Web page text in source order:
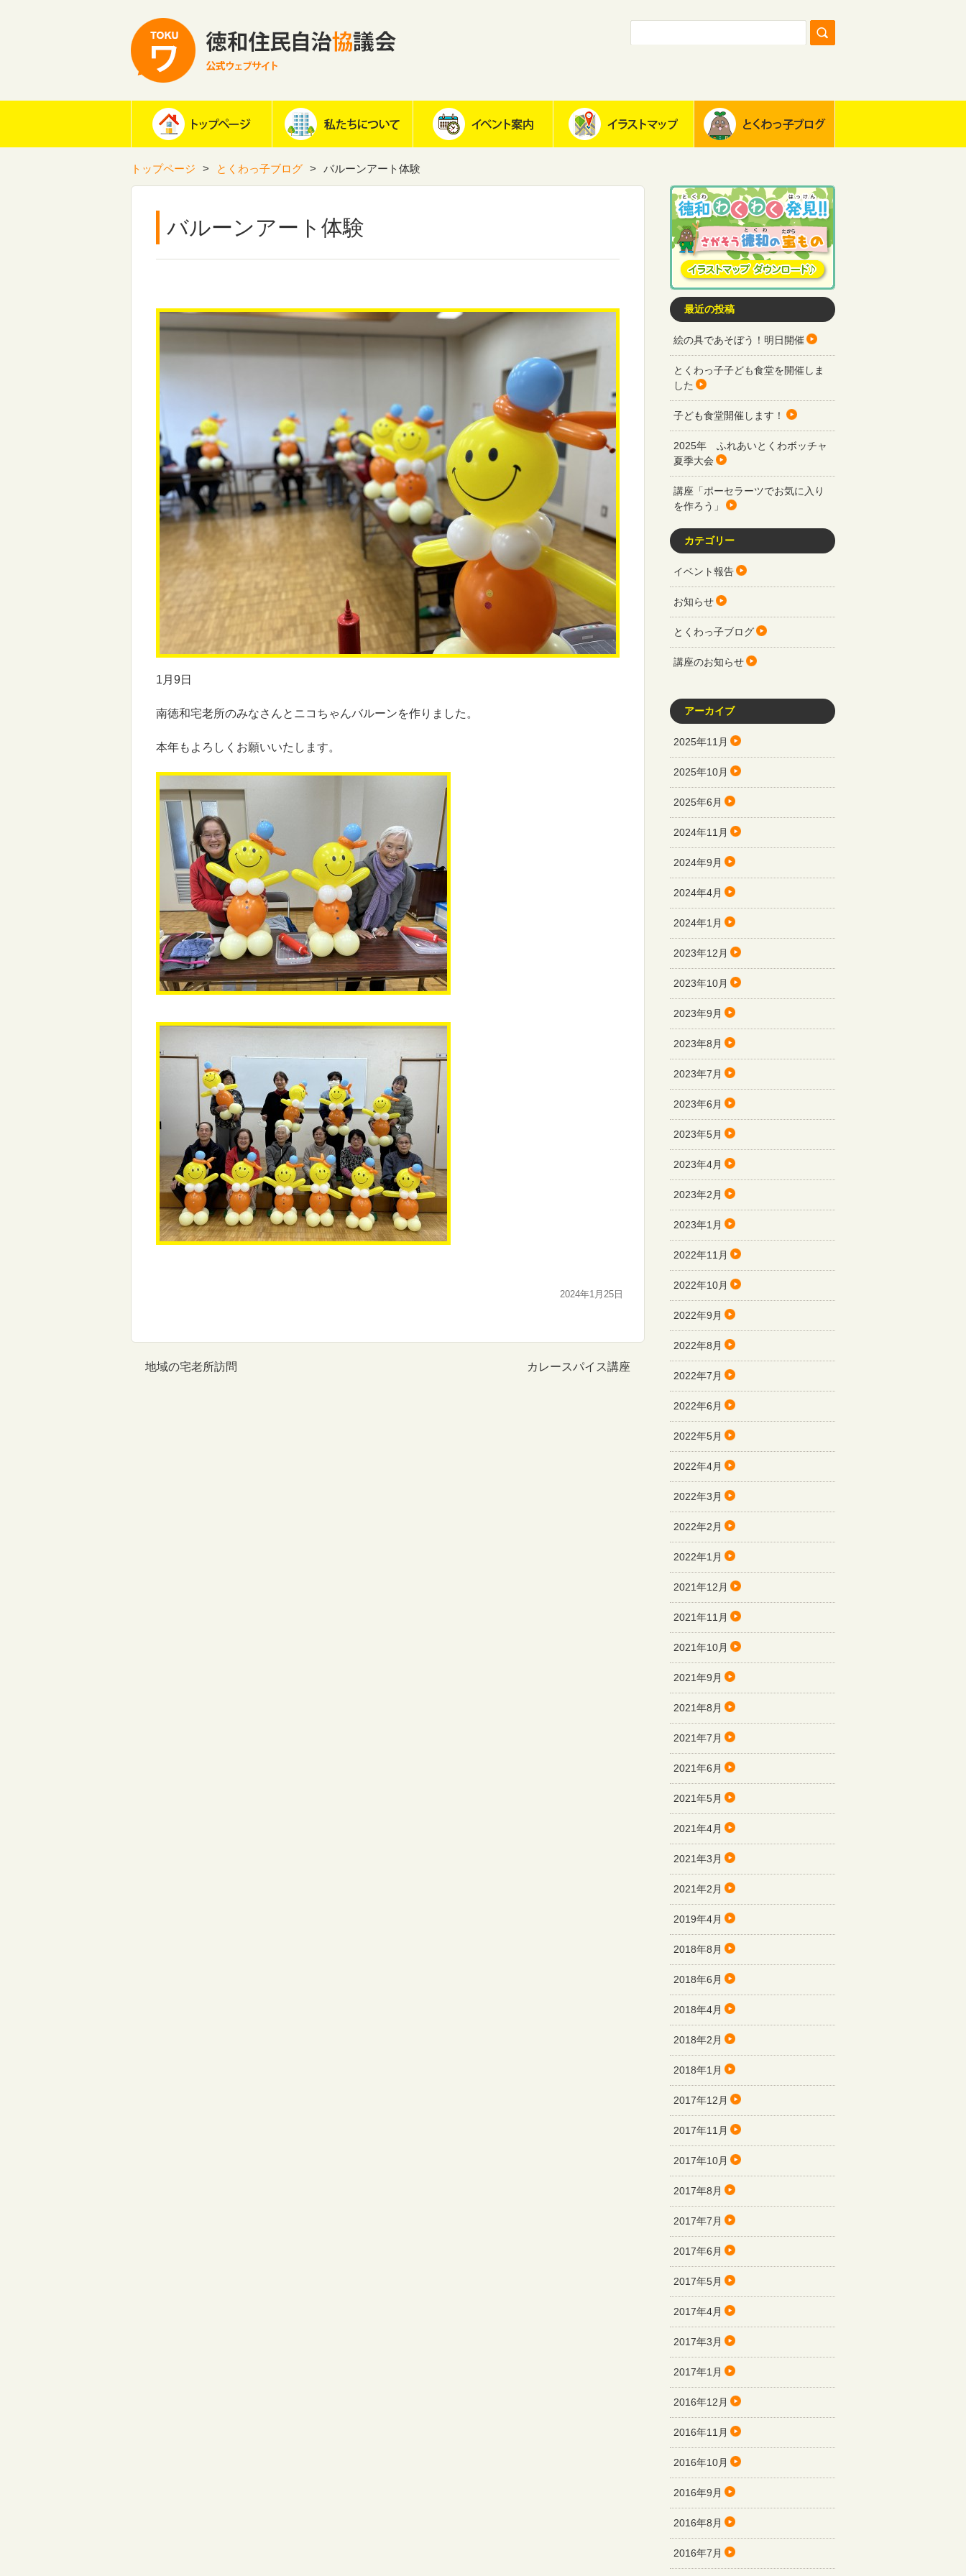
トップページ とくわっ子ブログ バルーンアート体験
バルーンアート体験
1月9日
南徳和宅老所のみなさんとニコちゃんバルーンを作りました。
本年もよろしくお願いいたします。
2024年1月25日
地域の宅老所訪問 カレースパイス講座
最近の投稿
絵の具であそぼう！明日開催
とくわっ子子ども食堂を開催しま
した
子ども食堂開催します！
2025年 ふれあいとくわボッチャ
夏季大会
講座「ポーセラーツでお気に入り
を作ろう」
カテゴリー
イベント報告
お知らせ
とくわっ子ブログ
講座のお知らせ
アーカイブ
2025年11月
2025年10月
2025年6月
2024年11月
2024年9月
2024年4月
2024年1月
2023年12月
2023年10月
2023年9月
2023年8月
2023年7月
2023年6月
2023年5月
2023年4月
2023年2月
2023年1月
2022年11月
2022年10月
2022年9月
2022年8月
2022年7月
2022年6月
2022年5月
2022年4月
2022年3月
2022年2月
2022年1月
2021年12月
2021年11月
2021年10月
2021年9月
2021年8月
2021年7月
2021年6月
2021年5月
2021年4月
2021年3月
2021年2月
2019年4月
2018年8月
2018年6月
2018年4月
2018年2月
2018年1月
2017年12月
2017年11月
2017年10月
2017年8月
2017年7月
2017年6月
2017年5月
2017年4月
2017年3月
2017年1月
2016年12月
2016年11月
2016年10月
2016年9月
2016年8月
2016年7月